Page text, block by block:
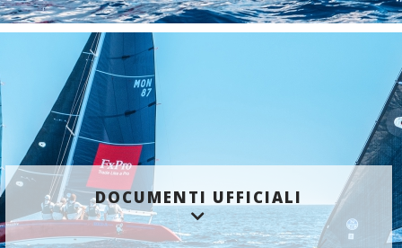
DOCUMENTI UFFICIALI